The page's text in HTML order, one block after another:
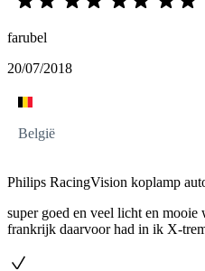
farubel
20/07/2018
België
Philips RacingVision koplamp
super goed en veel licht en
frankrijk daarvoor had in ik X-